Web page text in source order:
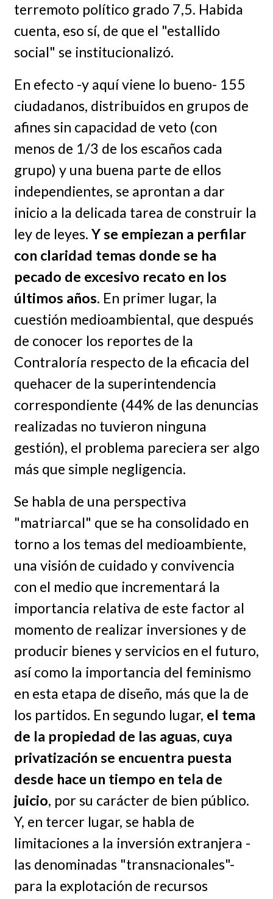
terremoto político grado 7,5. Habida
cuenta, eso sí, de que el "estallido
social" se institucionalizó.
En efecto -y aquí viene lo bueno- 155
ciudadanos, distribuidos en grupos de
afines sin capacidad de veto (con
menos de 1/3 de los escaños cada
grupo) y una buena parte de ellos
independientes, se aprontan a dar
inicio a la delicada tarea de construir la
ley de leyes. Y se empiezan a perfilar
con claridad temas donde se ha
pecado de excesivo recato en los
últimos años. En primer lugar, la
cuestión medioambiental, que después
de conocer los reportes de la
Contraloría respecto de la eficacia del
quehacer de la superintendencia
correspondiente (44% de las denuncias
realizadas no tuvieron ninguna
gestión), el problema pareciera ser algo
más que simple negligencia.
Se habla de una perspectiva
"matriarcal" que se ha consolidado en
torno a los temas del medioambiente,
una visión de cuidado y convivencia
con el medio que incrementará la
importancia relativa de este factor al
momento de realizar inversiones y de
producir bienes y servicios en el futuro,
así como la importancia del feminismo
en esta etapa de diseño, más que la de
los partidos. En segundo lugar, el tema
de la propiedad de las aguas, cuya
privatización se encuentra puesta
desde hace un tiempo en tela de
juicio, por su carácter de bien público.
Y, en tercer lugar, se habla de
limitaciones a la inversión extranjera -
las denominadas "transnacionales"-
para la explotación de recursos